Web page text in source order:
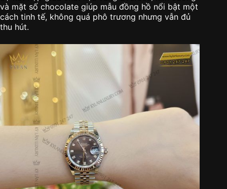
và mặt số chocolate giúp mẫu đồng hồ nổi bật một
cách tinh tế, không quá phô trương nhưng vẫn đủ
thu hút.